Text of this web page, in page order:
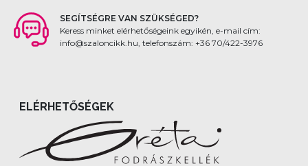
SEGÍTSÉGRE VAN SZÜKSÉGED?
Keress minket elérhetőségeink egyikén, e-mail cím:
info@szaloncikk.hu, telefonszám: +36 70/422-3976
ELÉRHETŐSÉGEK